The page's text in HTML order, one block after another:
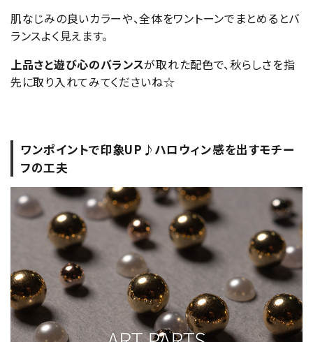
肌なじみの良いカラーや、全体をワントーンでまとめるとバ
ランスよく見えます。
上品さと遊び心のバランスが取れた配色で、秋らしさを指
先に取り入れてみてくださいね☆
ワンポイントで印象UP♪ハロウィン感を出すモチー
フの工夫